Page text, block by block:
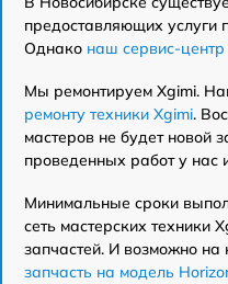
предоставляющих услуги
Однако наш сервис-
Мы ремонтируем Xgimi.
ремонту техники Xgimi.
мастеров не будет новой
проведенных работ у нас
Минимальные сроки
сеть мастерских техники
запчастей. И возможно
запчасть на модель